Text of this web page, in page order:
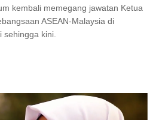
kembali memegang jawatan Ketua
ASEAN-Malaysia di
sehingga kini.